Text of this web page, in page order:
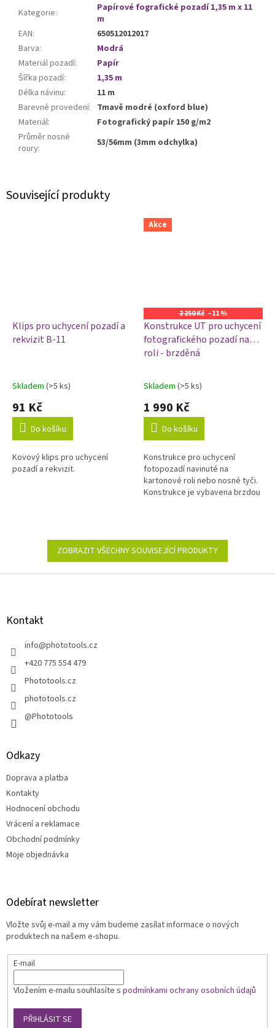
Související produkty
Klips pro uchycení pozadí a
rekvizit B-11
Průměrné
hodnocení
produktu
1,0
5
hvězdiček.
Skladem (>5 ks)
91 Kč
Do košíku
Kovový klips pro uchycení
pozadí a rekvizit.
Akce
2 250 Kč –11 %
Konstrukce UT pro uchycení
fotografického pozadí na
roli - brzděná
Průměrné
produktu
5,0
5
hvězdiček.
Skladem (>5 ks)
1 990 Kč
Do košíku
Konstrukce pro uchycení
fotopozadí navinuté na
kartonové roli nebo nosné tyči.
Konstrukce je vybavena brzdou
ZOBRAZIT VŠECHNY SOUVISEJÍCÍ PRODUKTY
Kategorie:
Papírové fografické pozadí 1,35 m x 11
m
EAN:
650512012017
Barva:
Modrá
Materiál pozadí:
Papír
Šířka pozadí:
1,35 m
Délka návinu:
11 m
Barevné provedení: Tmavě modré (oxford blue)
Materiál:
Fotografický papír 150 g/m2
Průměr nosné
roury: 53/56mm (3mm odchylka)
Z
Kontakt
info@phototools.cz
+420 775 554 479
Phototools.cz
phototools.cz
@Phototools
Odkazy
Doprava a platba
Kontakty
Hodnocení obchodu
Vrácení a reklamace
Obchodní podmínky
Moje objednávka
Odebírat newsletter
Vložte svůj e-mail a my vám budeme zasílat informace o nových
produktech na našem e-shopu.
E-mail
Vložením e-mailu souhlasíte s podmínkami ochrany osobních údajů
PŘIHLÁSIT SE